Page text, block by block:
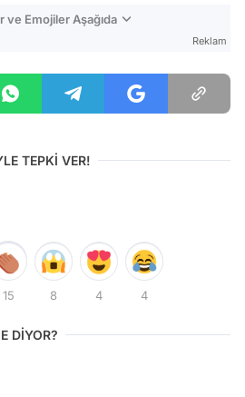
ve Emojiler Aşağıda
Reklam
TEPKİ VER!
15 8 4 4
DİYOR?